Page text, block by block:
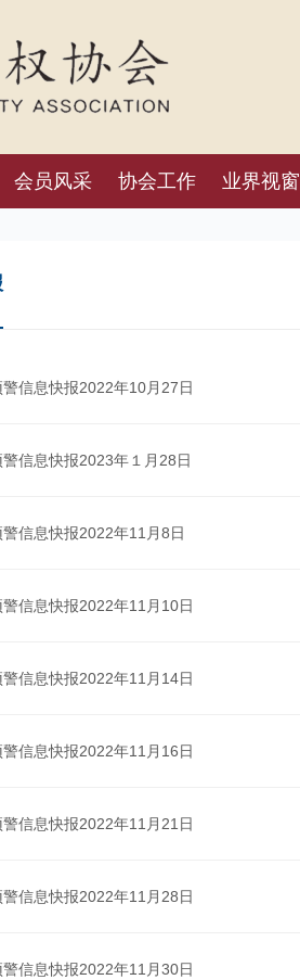
会员风采 协会工作 业界视窗
信息快报2022年10月27日
信息快报2023年１月28日
信息快报2022年11月8日
信息快报2022年11月10日
信息快报2022年11月14日
信息快报2022年11月16日
信息快报2022年11月21日
信息快报2022年11月28日
信息快报2022年11月30日